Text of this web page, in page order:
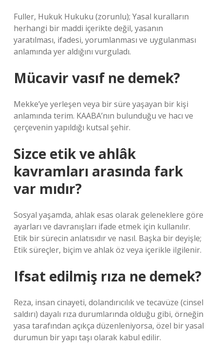
Fuller, Hukuk Hukuku (zorunlu); Yasal kuralların
herhangi bir maddi içerikte değil, yasanın
yaratılması, ifadesi, yorumlanması ve uygulanması
anlamında yer aldığını vurguladı.
Mücavir vasıf ne demek?
Mekke’ye yerleşen veya bir süre yaşayan bir kişi
anlamında terim. KAABA’nın bulunduğu ve hacı ve
çerçevenin yapıldığı kutsal şehir.
Sizce etik ve ahlâk
kavramları arasında fark
var mıdır?
Sosyal yaşamda, ahlak esas olarak geleneklere göre
ayarları ve davranışları ifade etmek için kullanılır.
Etik bir sürecin anlatısıdır ve nasıl. Başka bir deyişle;
Etik süreçler, biçim ve ahlak öz veya içerikle ilgilenir.
Ifsat edilmiş rıza ne demek?
Reza, insan cinayeti, dolandırıcılık ve tecavüze (cinsel
saldırı) dayalı rıza durumlarında olduğu gibi, örneğin
yasa tarafından açıkça düzenleniyorsa, özel bir yasal
durumun bir yapı taşı olarak kabul edilir.